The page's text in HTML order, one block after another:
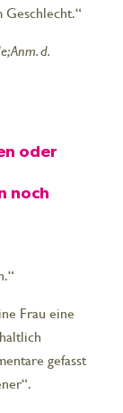
Geschlecht.“
Anm. d.
oder
noch
Frau eine
gefasst